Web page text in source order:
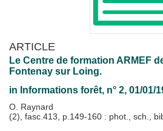
ARTICLE
Le Centre de formation ARMEF
Fontenay sur Loing.
in Informations forêt, n° 2, 01/01/
O. Raynard
(2), fasc.413, p.149-160 : phot., sch.,